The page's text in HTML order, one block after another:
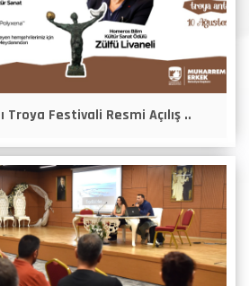
Troya Festivali Resmi Açılış ..